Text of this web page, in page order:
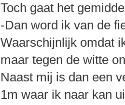
Toch gaat het
-Dan word ik van de
Waarschijnlijk omdat
maar tegen de witte
Naast mij is dan een
1m waar ik naar kan